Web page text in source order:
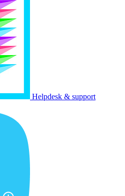
Helpdesk & support